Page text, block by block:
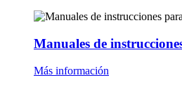
Manuales de
Más información